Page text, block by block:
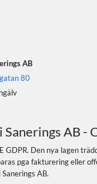
AB
80
Sanerings AB -
GDPR. Den nya lagen
pga fakturering eller
AB.